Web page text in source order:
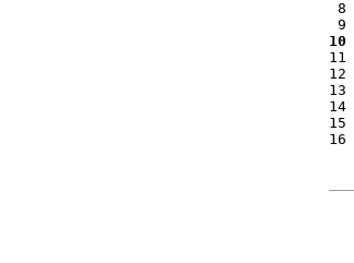
8
9
10
11
12
13
14
15
16